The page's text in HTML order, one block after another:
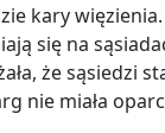
kary
się na
że sąsiedzi
nie miała